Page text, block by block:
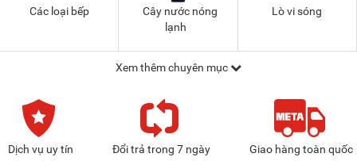
Các loại bếp
Cây nước nóng
lạnh
Lò vi sóng
Xem thêm chuyên mục
Dịch vụ uy tín Đổi trả trong 7 ngày Giao hàng toàn quốc